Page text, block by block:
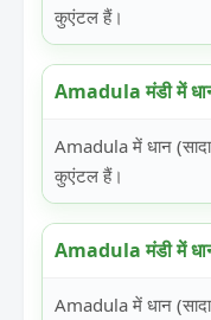
कुएंटल हैं।
Amadula मंडी में
Amadula में धान
कुएंटल हैं।
Amadula मंडी में
Amadula में धान